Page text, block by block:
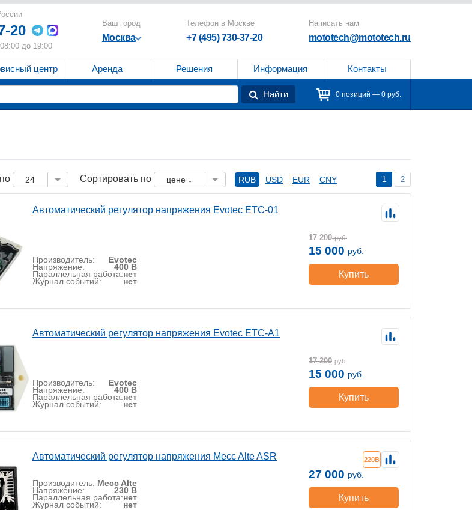
20
до 19:00
Ваш город
Москва
Телефон в Москве
+7 (495) 730-37-20
Написать нам
mototech@mototech.ru
центр Аренда Решения Информация Контакты
Найти 0 позиций — 0 руб.
24 Сортировать по цене ↓ RUB USD EUR CNY 1 2
Автоматический регулятор напряжения Evotec ETC-01
Производитель: Evotec
Напряжение: 400 В
Параллельная работа:нет
Журнал событий: нет
17 200 руб.
15 000 руб.
Купить
Автоматический регулятор напряжения Evotec ETC-A1
Производитель: Evotec
Напряжение: 400 В
Параллельная работа:нет
Журнал событий: нет
17 200 руб.
15 000 руб.
Купить
Автоматический регулятор напряжения Mecc Alte ASR
Производитель: Mecc Alte
Напряжение: 230 В
Параллельная работа:нет
Журнал событий: нет
220В
27 000 руб.
Купить